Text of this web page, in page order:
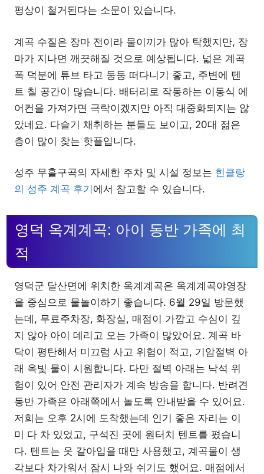
평상이 철거된다는 소문이 있습니다.
계곡 수질은 장마 전이라 물이끼가 많아 탁했지만, 장
마가 지나면 깨끗해질 것으로 예상됩니다. 넓은 계곡
폭 덕분에 튜브 타고 둥둥 떠다니기 좋고, 주변에 텐
트 칠 공간이 많습니다. 배터리로 작동하는 이동식 에
어컨을 가져가면 극락이겠지만 아직 대중화되지는 않
았네요. 다슬기 채취하는 분들도 보이고, 20대 젊은
층이 많이 찾는 핫플입니다.
성주 무흘구곡의 자세한 주차 및 시설 정보는 힌클랑
의 성주 계곡 후기 에서 참고할 수 있습니다.
영덕 옥계계곡: 아이 동반 가족에 최
적
영덕군 달산면에 위치한 옥계계곡은 옥계계곡야영장
을 중심으로 물놀이하기 좋습니다. 6월 29일 방문했
는데, 무료주차장, 화장실, 매점이 가깝고 수심이 깊
지 않아 아이 데리고 오는 가족이 많았어요. 계곡 바
닥이 평탄해서 미끄럼 사고 위험이 적고, 기암절벽 아
래 옥빛 물이 시원합니다. 다만 절벽 아래는 낙석 위
험이 있어 안전 관리자가 계속 방송을 합니다. 반려견
동반 가족은 아래쪽에서 놀도록 안내받을 수 있어요.
저희는 오후 2시에 도착했는데 인기 좋은 자리는 이
미 다 차 있었고, 구석진 곳에 원터치 텐트를 폈습니
다. 텐트는 옷 갈아입을 때만 사용했고, 계곡물이 생
각보다 차가워서 잠시 나와 쉬기도 했어요. 매점에서